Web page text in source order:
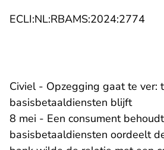
ECLI:NL:RBAMS:2024:2774- U
Civiel - Opzegging gaat te ver:
basisbetaaldiensten blijft
8 mei - Een consument
basisbetaaldiensten oordeelt